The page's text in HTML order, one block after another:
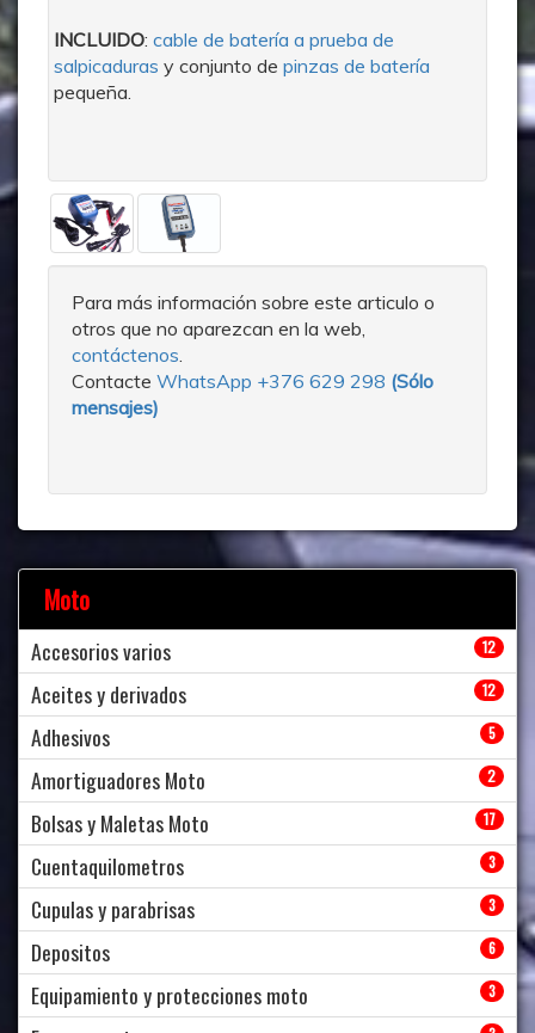
INCLUIDO: cable de batería a prueba de
salpicaduras y conjunto de pinzas de batería
pequeña.
Para más información sobre este articulo o
otros que no aparezcan en la web,
contáctenos
Contacte WhatsApp +376 629 298 (Sólo
mensajes)
Moto
Accesorios varios 12
Aceites y derivados 12
Adhesivos 5
Amortiguadores Moto 2
Bolsas y Maletas Moto 17
Cuentaquilometros 3
Cupulas y parabrisas 3
Depositos 6
Equipamiento y protecciones moto 3